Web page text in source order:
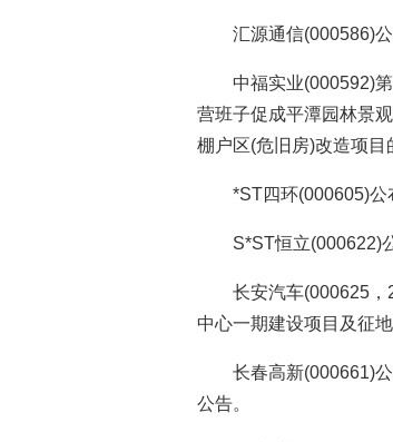
汇源通信(000586)
中福实业(000592)
营班子促成平潭园林景
棚户区(危旧房)改造项目
*ST四环(000605)公
S*ST恒立(000622)
长安汽车(000625
中心一期建设项目及征
长春高新(000661)
公告。